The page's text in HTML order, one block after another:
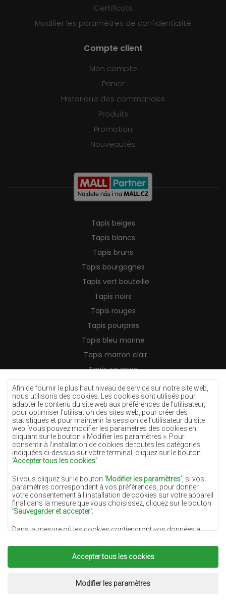
Afin de fournir le plus haut niveau de service sur notre site web,
nous utilisons des cookies. Les cookies sont utilisés pour
adapter le contenu du site web aux préférences de l’utilisateur,
pour optimiser l’utilisation des sites web, pour créer des
statistiques et pour maintenir la session de l’utilisateur du site
web. Vous pouvez modifier les paramètres des cookies en
cliquant sur le bouton « Modifier les paramètres ». Pour
consentir à l’installation de cookies de toutes les catégories
indiquées ci-dessus sur votre terminal, cliquez sur le bouton
'Accepter tous les cookies'
Si vous cliquez sur le bouton 'Modifier les paramètres' , si vos
paramètres correspondent à vos préférences, pour donner
votre consentement à l'installation de cookies sur votre appareil
final dans la mesure que vous choisissez, cliquez sur le bouton
'Sauvegarder et accepter'
Dans la mesure où les cookies contiendront vos données à
du responsable du traitement des données (DYWANYCHEMEX)
ou de tiers sous la forme de la fourniture de services de haute
qualité sur notre site Web et des activités de marketing du
responsable du traitement des données et de ses Partenaires de
Accepter tous les cookies
Modifier les paramètres
Certificats
Modifier les paramètres de confidentialité
Compte client
Mon compte
Panier
Historique des commandes
Produits
Promotion
Nouveautés
Tapis beiges
Tapis blancs
Tapis bruns
Tapis bourgognes
Tapis vert bouteille
Tapis noirs
Tapis rouges
Tapis pourpres
Tapis bleu marine
Tapis marron clair
Tapis saumon
Tapis crème
Tapis lilas
Tapis jaunes
Tapis menthe
Tapis bleus
Tapis oranges
Tapis gris
Tapis terre cuite
Tapis dorés
Réalisation:www.dimax.pl